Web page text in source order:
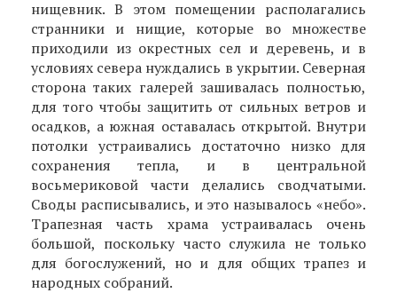
нищевник. В этом помещении располагались
странники и нищие, которые во множестве
приходили из окрестных сел и деревень, и в
условиях севера нуждались в укрытии. Северная
сторона таких галерей зашивалась полностью,
для того чтобы защитить от сильных ветров и
осадков, а южная оставалась открытой. Внутри
потолки устраивались достаточно низко для
сохранения тепла, и в центральной
восьмериковой части делались сводчатыми.
Своды расписывались, и это называлось «небо».
Трапезная часть храма устраивалась очень
большой, поскольку часто служила не только
для богослужений, но и для общих трапез и
народных собраний.